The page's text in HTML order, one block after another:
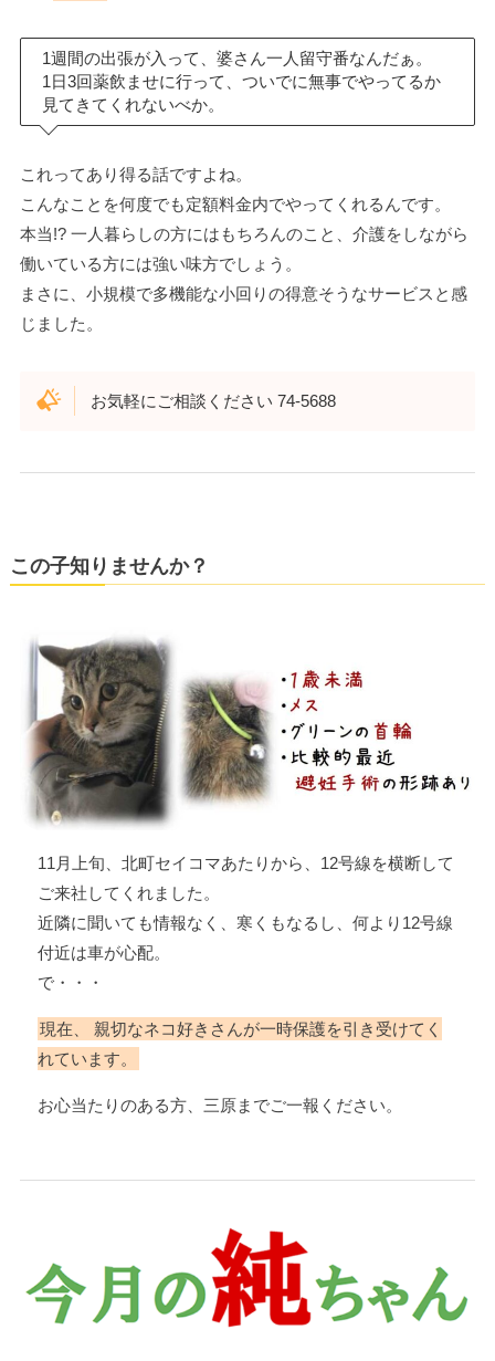
1週間の出張が入って、婆さん一人留守番なんだぁ。
1日3回薬飲ませに行って、ついでに無事でやってるか
見てきてくれないべか。
これってあり得る話ですよね。
こんなことを何度でも定額料金内でやってくれるんです。
本当!? 一人暮らしの方にはもちろんのこと、介護をしながら
働いている方には強い味方でしょう。
まさに、小規模で多機能な小回りの得意そうなサービスと感
じました。
お気軽にご相談ください 74-5688
この子知りませんか？
11月上旬、北町セイコマあたりから、12号線を横断して
ご来社してくれました。
近隣に聞いても情報なく、寒くもなるし、何より12号線
付近は車が心配。
で・・・
現在、 親切なネコ好きさんが一時保護を引き受けてく
れています。
お心当たりのある方、三原までご一報ください。